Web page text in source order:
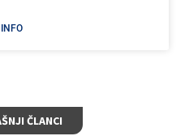
ČLANCI